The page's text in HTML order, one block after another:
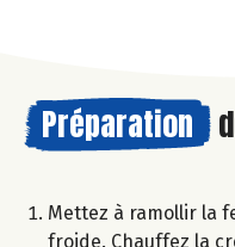
Préparation
Mettez à ramollir la
froide. Chauffez la